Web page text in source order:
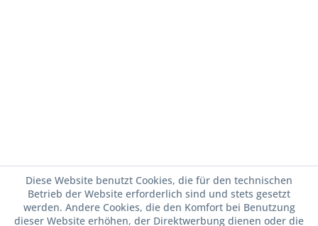
Diese Website benutzt Cookies, die für den technischen
Betrieb der Website erforderlich sind und stets gesetzt
werden. Andere Cookies, die den Komfort bei Benutzung
dieser Website erhöhen, der Direktwerbung dienen oder die